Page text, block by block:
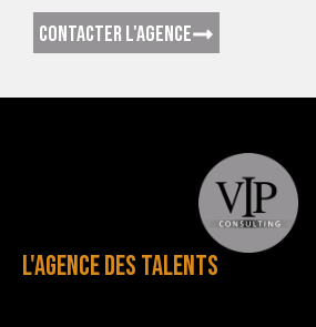
CONTACTER L'AGENCE
L'AGENCE DES TALENTS